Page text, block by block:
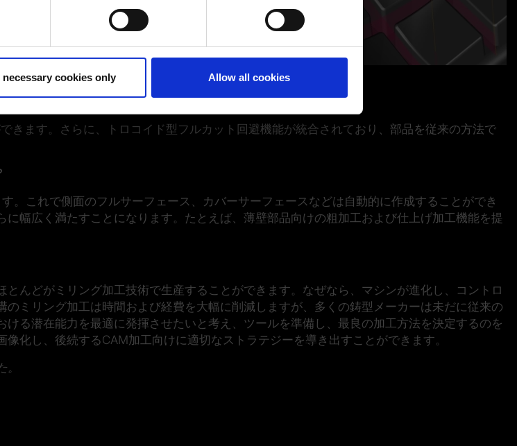
and set your preferences in the
necessary cookies only Allow all cookies
きます。さらに、トロコイド型フルカット回避機能が統合されており、部品を従来の方法で
。これで側面のフルサーフェース、カバーサーフェースなどは自動的に作成することができ
幅広く満たすことになります。たとえば、薄壁部品向けの粗加工および仕上げ加工機能を提
んどがミリング加工技術で生産することができます。なぜなら、マシンが進化し、コントロ
ミリング加工は時間および経費を大幅に削減しますが、多くの鋳型メーカーは未だに従来の
る潜在能力を最適に発揮させたいと考え、ツールを準備し、最良の加工方法を決定するのを
化し、後続するCAM加工向けに適切なストラテジーを導き出すことができます。